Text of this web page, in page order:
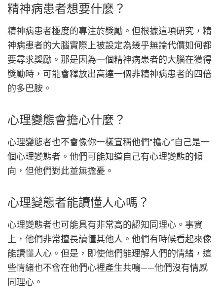
精神病患者想要什麼？
精神病患者極度的專注於獎勵。但根據這項研究，精
神病患者的大腦實際上被設定為幾乎無論代價如何都
要尋求獎勵。那是因為一個精神病患者的大腦在獲得
獎勵時，可能會釋放出高達一個非精神病患者的四倍
的多巴胺。
心理變態會擔心什麼？
心理變態者也不會像你一樣宣稱他們“擔心”自己是一
個心理變態者。他們可能知道自己有心理變態的傾
向，但他們對此並無擔憂。
心理變態者能讀懂人心嗎？
心理變態者也可能具有非常高的認知同理心。事實
上，他們非常擅長讀懂其他人。他們有時候看起來像
能讀懂人心。但是，即使他們能理解人們的情緒，這
些情緒也不會在他們心裡產生共鳴——他們沒有情感
同理心。